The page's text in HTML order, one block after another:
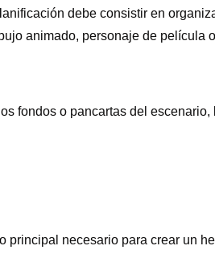
debe consistir en
animado, personaje de película
fondos o pancartas del
principal necesario para crear un